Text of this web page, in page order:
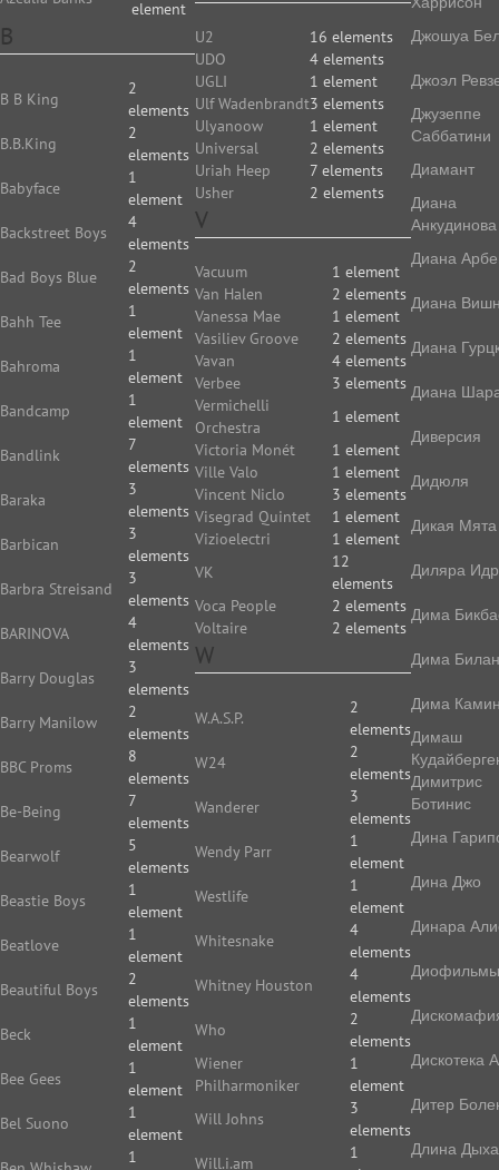
element
B
B B King
2
elements
B.B.King
2
elements
Babyface
1
element
Backstreet Boys
4
elements
Bad Boys Blue
2
elements
Bahh Tee
1
element
Bahroma
1
element
Bandcamp
1
element
Bandlink
7
elements
Baraka
3
elements
Barbican
3
elements
Barbra Streisand
3
elements
BARINOVA
4
elements
Barry Douglas
3
elements
Barry Manilow
2
elements
BBC Proms
8
elements
Be-Being
7
elements
Bearwolf
5
elements
Beastie Boys
1
element
Beatlove
1
element
Beautiful Boys
2
elements
Beck
1
element
Bee Gees
1
element
Bel Suono
1
element
1
U2
16 elements
UDO
4 elements
UGLI
1 element
Ulf Wadenbrandt3 elements
Ulyanoow
1 element
Universal
2 elements
Uriah Heep
7 elements
Usher
2 elements
V
Vacuum
1 element
Van Halen
2 elements
Vanessa Mae
1 element
Vasiliev Groove
2 elements
Vavan
4 elements
Verbee
3 elements
Vermichelli
Orchestra
1 element
Victoria Monét
1 element
Ville Valo
1 element
Vincent Niclo
3 elements
Visegrad Quintet
1 element
Vizioelectri
1 element
VK
12
elements
Voca People
2 elements
Voltaire
2 elements
W
W.A.S.P.
2
elements
W24
2
elements
Wanderer
3
elements
Wendy Parr
1
element
Westlife
1
element
Whitesnake
4
elements
Whitney Houston
4
elements
Who
2
elements
Wiener
Philharmoniker
1
element
Will Johns
3
elements
Will.i.am
1
Джошуа
Джоэл
Джузеппе
Саббатини
Диамант
Диана
Анкудинова
Диана
Диана
Диана
Диана
Диверсия
Дидюля
Дикая Мята
Диляра
Дима
Дима Билан
Дима
Димаш
Димитрис
Ботинис
Дина
Дина Джо
Динара
Диофильмы
Дискотека
Дитер
Длина